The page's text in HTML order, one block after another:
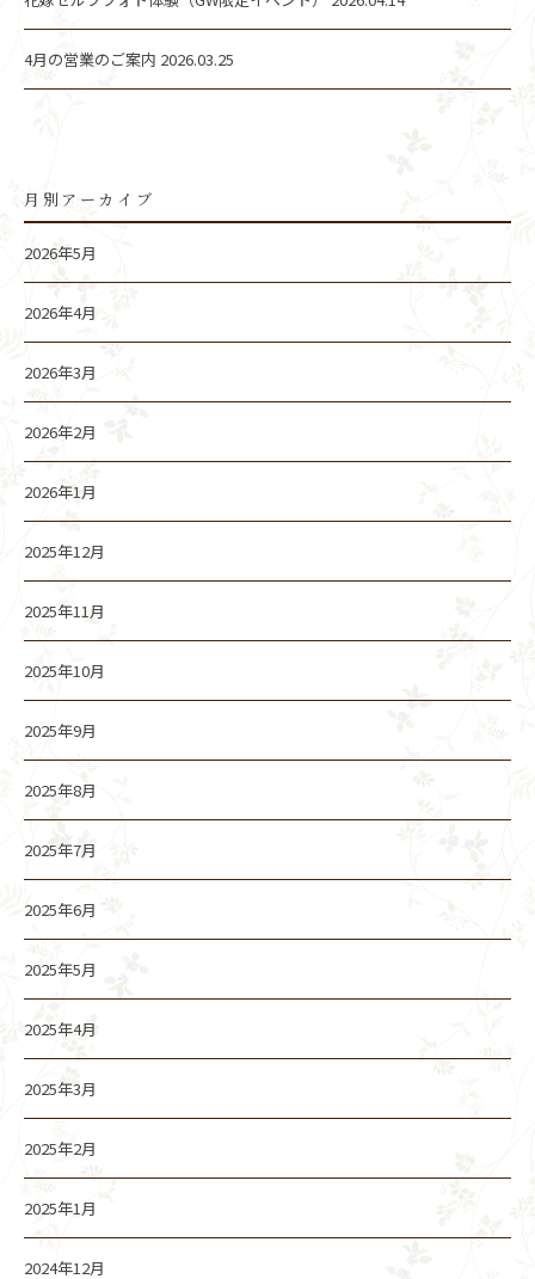
4月の営業のご案内 2026.03.25
月別アーカイブ
2026年5月
2026年4月
2026年3月
2026年2月
2026年1月
2025年12月
2025年11月
2025年10月
2025年9月
2025年8月
2025年7月
2025年6月
2025年5月
2025年4月
2025年3月
2025年2月
2025年1月
2024年12月